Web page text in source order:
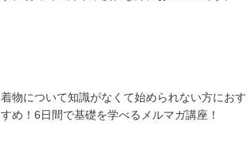
着物について知識がなくて始められない方におす
すめ！6日間で基礎を学べるメルマガ講座！